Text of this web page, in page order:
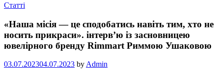
Статті
«Наша місія — це сподобатись навіть тим, хто не
носить прикраси». інтерв’ю із засновницею
ювелірного бренду Rimmart Риммою Ушаковою
03.07.202304.07.2023 by Admin